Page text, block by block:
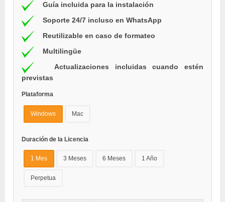
Guía incluida para la instalación
Soporte 24/7 incluso en WhatsApp
Reutilizable en caso de formateo
Multilingüe
Actualizaciones incluidas cuando estén
previstas
Plataforma
Windows Mac
Duración de la Licencia
1 Mes 3 Meses 6 Meses 1 Año
Perpetua